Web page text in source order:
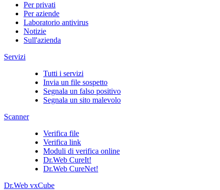
Per privati
Per aziende
Laboratorio antivirus
Notizie
Sull'azienda
Servizi
Tutti i servizi
Invia un file sospetto
Segnala un falso positivo
Segnala un sito malevolo
Scanner
Verifica file
Verifica link
Moduli di verifica online
Dr.Web CureIt!
Dr.Web CureNet!
Dr.Web vxCube